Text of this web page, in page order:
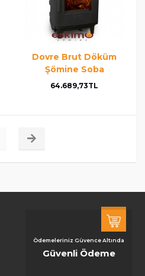
Dovre Brut Döküm
Şömine Soba
64.689,73TL
Ödemeleriniz Güvence Altında
Güvenli Ödeme